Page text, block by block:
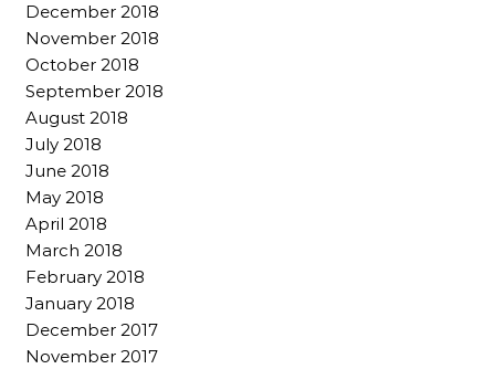
December 2018
November 2018
October 2018
September 2018
August 2018
July 2018
June 2018
May 2018
April 2018
March 2018
February 2018
January 2018
December 2017
November 2017